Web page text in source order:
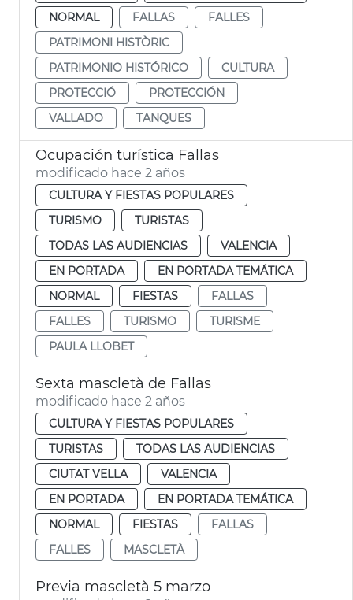
NORMAL
FALLAS
FALLES
PATRIMONI HISTÒRIC
PATRIMONIO HISTÓRICO
CULTURA
PROTECCIÓ
PROTECCIÓN
VALLADO
TANQUES
Ocupación turística Fallas
modificado hace 2 años
CULTURA Y FIESTAS POPULARES
TURISMO
TURISTAS
TODAS LAS AUDIENCIAS
VALENCIA
EN PORTADA
EN PORTADA TEMÁTICA
NORMAL
FIESTAS
FALLAS
FALLES
TURISMO
TURISME
PAULA LLOBET
Sexta mascletà de Fallas
modificado hace 2 años
CULTURA Y FIESTAS POPULARES
TURISTAS
TODAS LAS AUDIENCIAS
CIUTAT VELLA
VALENCIA
EN PORTADA
EN PORTADA TEMÁTICA
NORMAL
FIESTAS
FALLAS
FALLES
MASCLETÀ
Previa mascletà 5 marzo